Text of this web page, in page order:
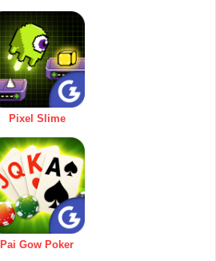
Pixel Slime
Pai Gow Poker